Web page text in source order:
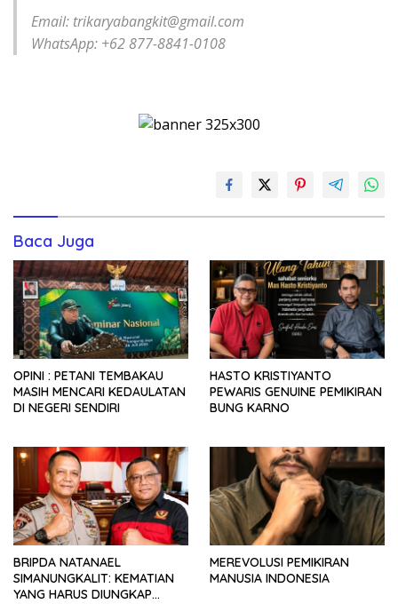
Email: trikaryabangkit@gmail.com
WhatsApp: +62 877-8841-0108
Baca Juga
OPINI : PETANI TEMBAKAU
MASIH MENCARI KEDAULATAN
DI NEGERI SENDIRI
HASTO KRISTIYANTO
PEWARIS GENUINE PEMIKIRAN
BUNG KARNO
BRIPDA NATANAEL
SIMANUNGKALIT: KEMATIAN
YANG HARUS DIUNGKAP
MEREVOLUSI PEMIKIRAN
MANUSIA INDONESIA